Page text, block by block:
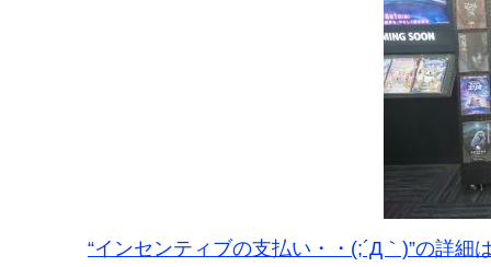
“インセンティブの支払い・・(;´Д｀)”の詳細